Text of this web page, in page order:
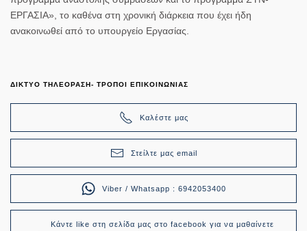
ΕΡΓΑΣΙΑ», το καθένα στη χρονική διάρκεια που έχει ήδη
ανακοινωθεί από το υπουργείο Εργασίας.
ΔΙΚΤΥΟ ΤΗΛΕΟΡΑΣΗ- ΤΡΟΠΟΙ ΕΠΙΚΟΙΝΩΝΙΑΣ
Καλέστε μας
Στείλτε μας email
Viber / Whatsapp : 6942053400
Κάντε like στη σελίδα μας στο facebook για να μαθαίνετε